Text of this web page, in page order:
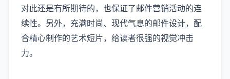
对此还是有所期待的，也保证了邮件营销活动的连
续性。另外，充满时尚、现代气息的邮件设计，配
合精心制作的艺术短片，给读者很强的视觉冲击
力。